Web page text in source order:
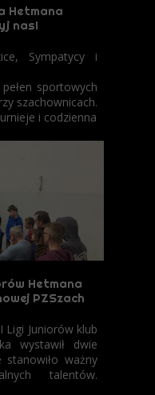
Hetmana
nas!
Sympatycy i
sportowych
szachownicach.
i codzienna
Hetmana
PZSzach
Ligi Juniorów klub
wystawił dwie
ważny
talentów.